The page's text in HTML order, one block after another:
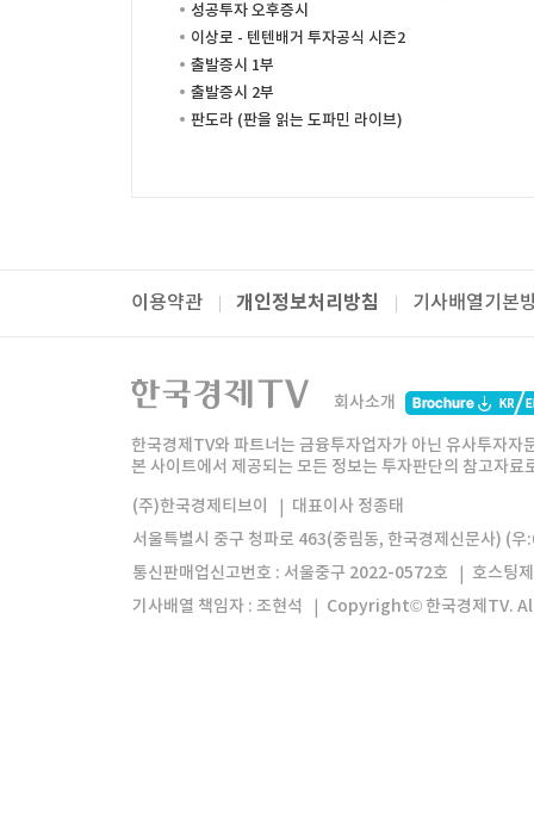
성공투자 오후증시
이상로 - 텐텐배거 투자공식 시즌2
출발증시 1부
출발증시 2부
판도라 (판을 읽는 도파민 라이브)
이용약관 개인정보처리방침 기사배열기본
패밀리사이트
한국경제TV
한경미디어그룹 한국경제신문 한국경제
모바일앱 한국경제TV앱
회사소개
한국경제TV와 파트너는 금융투자업자가 아닌 유사투자
본 사이트에서 제공되는 모든 정보는 투자판단의 참고자
(주)한국경제티브이
대표이사 정종태
서울특별시 중구 청파로 463(중림동, 한국경제신문사) (
통신판매업신고번호 : 서울중구 2022-0572호
호스팅
기사배열 책임자 : 조현석
Copyright© 한국경제TV.